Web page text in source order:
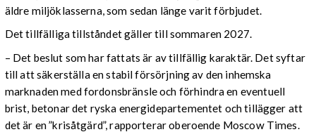
äldre miljöklasserna, som sedan länge varit förbjudet.
Det tillfälliga tillståndet gäller till sommaren 2027.
– Det beslut som har fattats är av tillfällig karaktär. Det syftar
till att säkerställa en stabil försörjning av den inhemska
marknaden med fordonsbränsle och förhindra en eventuell
brist, betonar det ryska energidepartementet och tillägger att
det är en ”krisåtgärd”, rapporterar oberoende Moscow Times.